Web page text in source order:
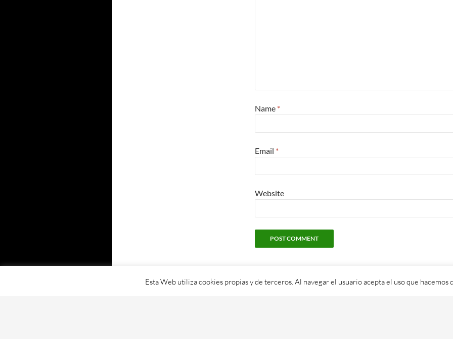
Name *
Email *
Website
Esta Web utiliza cookies propias y de terceros. Al navegar el usuario acepta el uso que hacemos